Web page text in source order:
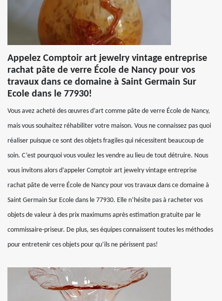
Appelez Comptoir art jewelry vintage entreprise
rachat pâte de verre École de Nancy pour vos
travaux dans ce domaine à Saint Germain Sur
Ecole dans le 77930!
Vous avez acheté des œuvres d’art comme pâte de verre École de Nancy,
mais vous souhaitez réhabiliter votre maison. Vous ne connaissez pas quoi
réaliser puisque ce sont des objets fragiles qui nécessitent beaucoup de
soin. C’est pourquoi vous voulez les vendre au lieu de tout détruire. Nous
vous invitons alors d’appeler Comptoir art jewelry vintage entreprise
rachat pâte de verre École de Nancy pour vos travaux dans ce domaine à
Saint Germain Sur Ecole dans le 77930. Elle n’hésite pas à racheter vos
objets de valeur à des prix maximums après estimation gratuite par le
commissaire-priseur. De plus, ses équipes connaissent toutes les méthodes
pour entretenir ces objets pour qu’ils ne périssent pas!